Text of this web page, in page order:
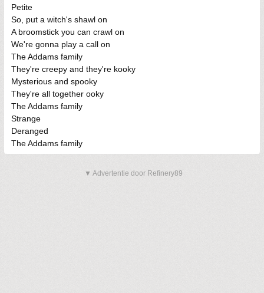
Petite
So, put a witch's shawl on
A broomstick you can crawl on
We're gonna play a call on
The Addams family
They're creepy and they're kooky
Mysterious and spooky
They're all together ooky
The Addams family
Strange
Deranged
The Addams family
▼ Advertentie door Refinery89